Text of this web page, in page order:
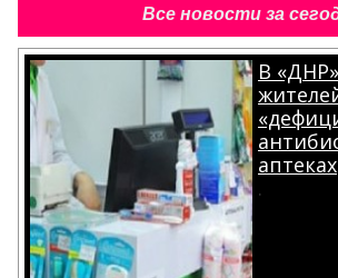
Все новости за
В
аптеках
.